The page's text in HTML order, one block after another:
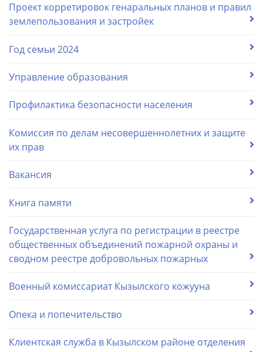
Проект корретировок генаральных планов и правил
землепользования и застройек
Год семьи 2024
Управление образования
Профилактика безопасности населения
Комиссия по делам несовершеннолетних и защите
их прав
Вакансия
Книга памяти
Государственная услуга по регистрации в реестре
общественных объединений пожарной охраны и
сводном реестре добровольных пожарных
Военный комиссариат Кызылского кожууна
Опека и попечительство
Клиентская служба в Кызылском районе отделения